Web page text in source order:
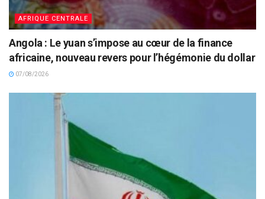
AFRIQUE CENTRALE
Angola : Le yuan s’impose au cœur de la finance
africaine, nouveau revers pour l’hégémonie du dollar
07/08/2026